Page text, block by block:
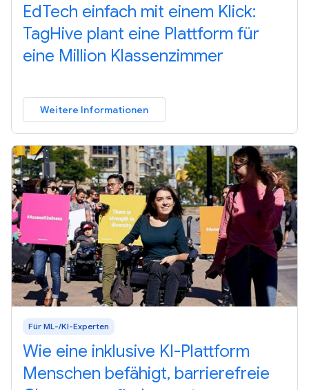
EdTech einfach mit einem Klick:
TagHive plant eine Plattform für
eine Million Klassenzimmer
Weitere Informationen
Für ML-/KI-Experten
Wie eine inklusive KI-Plattform
Menschen befähigt, barrierefreie